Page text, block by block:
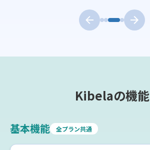
Kibelaの機能
基本機能 全プラン共通